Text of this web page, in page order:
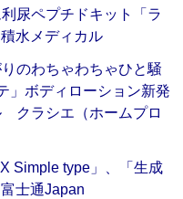
尿ペプチドキット「ラ
水メディカル
のわちゃわちゃひと騒
」ボディローション新発
クラシエ（ホームプロ
Simple type」、「生成
士通Japan